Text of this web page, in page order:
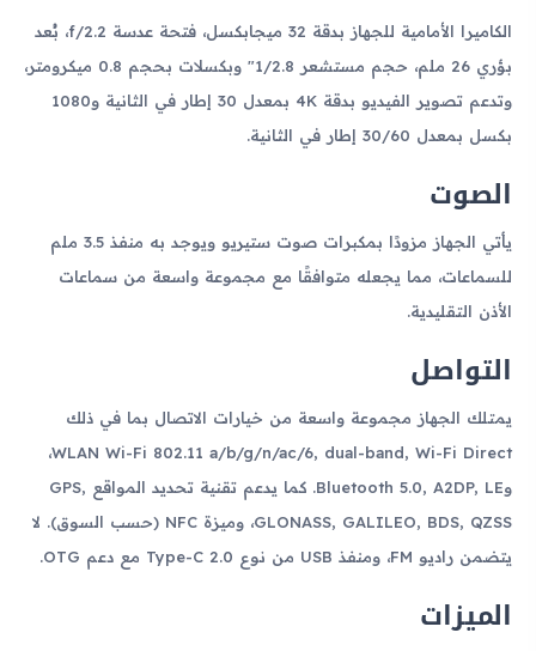
الكاميرا الأمامية للجهاز بدقة 32 ميجابكسل، فتحة عدسة f/2.2، بُعد
بؤري 26 ملم، حجم مستشعر 1/2.8" وبكسلات بحجم 0.8 ميكرومتر،
وتدعم تصوير الفيديو بدقة 4K بمعدل 30 إطار في الثانية و1080
بكسل بمعدل 30/60 إطار في الثانية.
الصوت
يأتي الجهاز مزودًا بمكبرات صوت ستيريو ويوجد به منفذ 3.5 ملم
للسماعات، مما يجعله متوافقًا مع مجموعة واسعة من سماعات
الأذن التقليدية.
التواصل
يمتلك الجهاز مجموعة واسعة من خيارات الاتصال بما في ذلك
WLAN Wi-Fi 802.11 a/b/g/n/ac/6, dual-band, Wi-Fi Direct،
وBluetooth 5.0, A2DP, LE. كما يدعم تقنية تحديد المواقع GPS,
GLONASS, GALILEO, BDS, QZSS، وميزة NFC (حسب السوق). لا
يتضمن راديو FM، ومنفذ USB من نوع Type-C 2.0 مع دعم OTG.
الميزات